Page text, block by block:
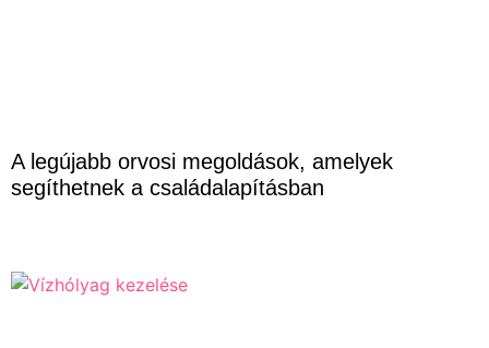
A legújabb orvosi megoldások, amelyek
segíthetnek a családalapításban